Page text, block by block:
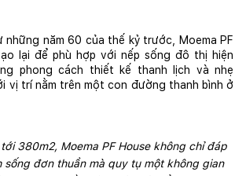
năm 60 của thế kỷ trước, Moema PF
lại để phù hợp với nếp sống đô thị hiện
phong cách thiết kế thanh lịch và nhẹ
vị trí nằm trên một con đường thanh bình ở
380m2, Moema PF House không chỉ đáp
sống đơn thuần mà quy tụ một không gian